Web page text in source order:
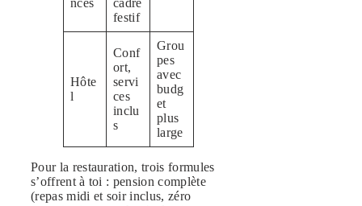
festif
Hôte
l
Conf
ort,
servi
ces
inclu
s
Grou
pes
avec
budg
et
plus
large
Pour la restauration, trois formules
s’offrent à toi : pension complète
(repas midi et soir inclus, zéro